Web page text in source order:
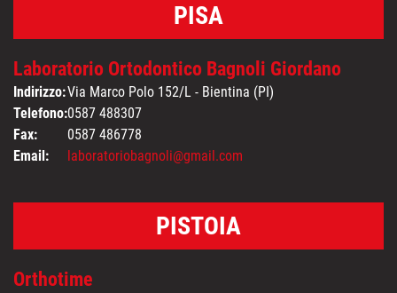
PISA
Laboratorio Ortodontico Bagnoli Giordano
Indirizzo:Via Marco Polo 152/L - Bientina (PI)
Telefono:0587 488307
Fax:
0587 486778
Email:
laboratoriobagnoli@gmail.com
PISTOIA
Orthotime